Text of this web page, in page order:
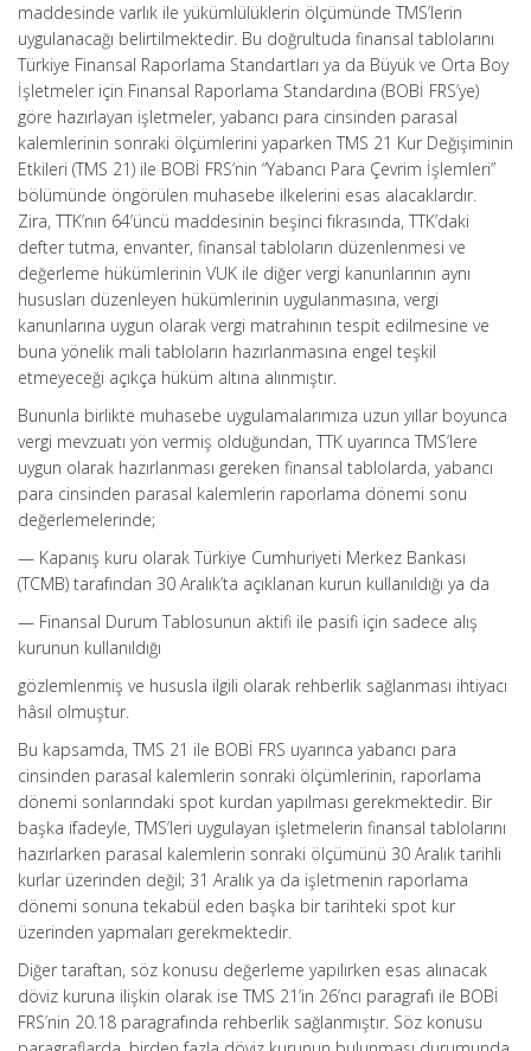
maddesinde varlık ile yükümlülüklerin ölçümünde TMS’lerin
uygulanacağı belirtilmektedir. Bu doğrultuda finansal tablolarını
Türkiye Finansal Raporlama Standartları ya da Büyük ve Orta Boy
İşletmeler için Finansal Raporlama Standardına (BOBİ FRS’ye)
göre hazırlayan işletmeler, yabancı para cinsinden parasal
kalemlerinin sonraki ölçümlerini yaparken TMS 21 Kur Değişiminin
Etkileri (TMS 21) ile BOBİ FRS’nin “Yabancı Para Çevrim İşlemleri”
bölümünde öngörülen muhasebe ilkelerini esas alacaklardır.
Zira, TTK’nın 64’üncü maddesinin beşinci fıkrasında, TTK’daki
defter tutma, envanter, finansal tabloların düzenlenmesi ve
değerleme hükümlerinin VUK ile diğer vergi kanunlarının aynı
hususları düzenleyen hükümlerinin uygulanmasına, vergi
kanunlarına uygun olarak vergi matrahının tespit edilmesine ve
buna yönelik mali tabloların hazırlanmasına engel teşkil
etmeyeceği açıkça hüküm altına alınmıştır.
Bununla birlikte muhasebe uygulamalarımıza uzun yıllar boyunca
vergi mevzuatı yön vermiş olduğundan, TTK uyarınca TMS’lere
uygun olarak hazırlanması gereken finansal tablolarda, yabancı
para cinsinden parasal kalemlerin raporlama dönemi sonu
değerlemelerinde;
— Kapanış kuru olarak Türkiye Cumhuriyeti Merkez Bankası
(TCMB) tarafından 30 Aralık’ta açıklanan kurun kullanıldığı ya da
— Finansal Durum Tablosunun aktifi ile pasifi için sadece alış
kurunun kullanıldığı
gözlemlenmiş ve hususla ilgili olarak rehberlik sağlanması ihtiyacı
hâsıl olmuştur.
Bu kapsamda, TMS 21 ile BOBİ FRS uyarınca yabancı para
cinsinden parasal kalemlerin sonraki ölçümlerinin, raporlama
dönemi sonlarındaki spot kurdan yapılması gerekmektedir. Bir
başka ifadeyle, TMS’leri uygulayan işletmelerin finansal tablolarını
hazırlarken parasal kalemlerin sonraki ölçümünü 30 Aralık tarihli
kurlar üzerinden değil; 31 Aralık ya da işletmenin raporlama
dönemi sonuna tekabül eden başka bir tarihteki spot kur
üzerinden yapmaları gerekmektedir.
Diğer taraftan, söz konusu değerleme yapılırken esas alınacak
döviz kuruna ilişkin olarak ise TMS 21’in 26’ncı paragrafı ile BOBİ
FRS’nin 20.18 paragrafında rehberlik sağlanmıştır. Söz konusu